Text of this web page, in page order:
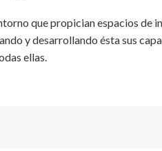
que propician espacios
y desarrollando ésta sus
ellas.